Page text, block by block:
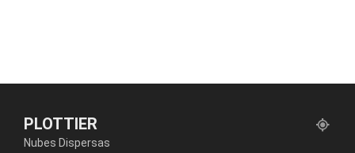
PLOTTIER
Nubes Dispersas